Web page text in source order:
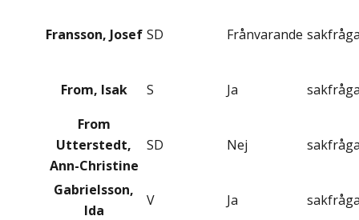
Fransson, Josef SD Frånvarande
From, Isak S Ja
From
Utterstedt,
Ann-Christine
SD Nej
Gabrielsson,
Ida
V Ja